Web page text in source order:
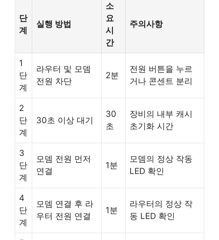
단
계
실행 방법
소
요
시
간
주의사항
1
단
계
라우터 및 모뎀
전원 차단
2분
전원 버튼을 누르
거나 콘센트 분리
2
단
계
30초 이상 대기
30
초
장비의 내부 캐시
초기화 시간
3
단
계
모뎀 전원 먼저
연결
1분
모뎀의 정상 작동
LED 확인
4
단
계
모뎀 연결 후 라
우터 전원 연결
1분
라우터의 정상 작
동 LED 확인